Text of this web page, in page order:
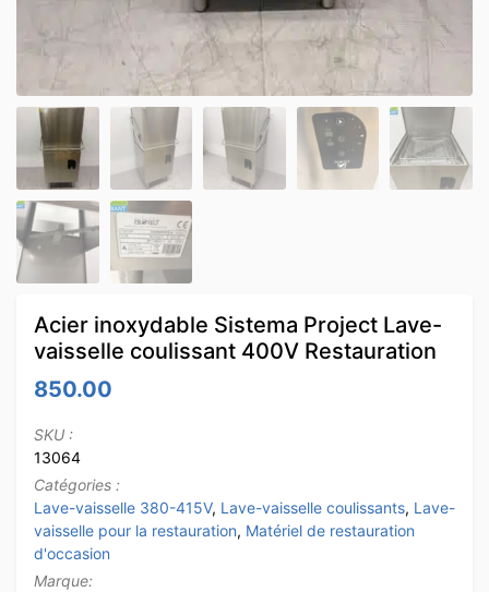
Acier inoxydable Sistema Project Lave-
vaisselle coulissant 400V Restauration
850.00
SKU :
13064
Catégories :
Lave-vaisselle 380-415V, Lave-vaisselle coulissants, Lave-
vaisselle pour la restauration, Matériel de restauration
d'occasion
Marque: